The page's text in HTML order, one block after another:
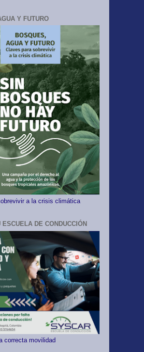
Y FUTURO
a la crisis climática
DE CONDUCCIÓN
correcta movilidad